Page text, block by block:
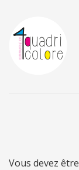
Vous devez être